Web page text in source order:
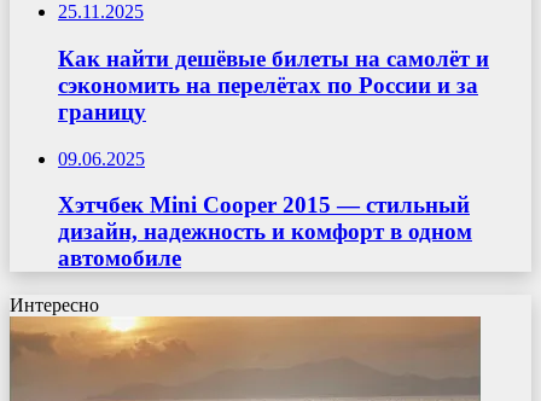
25.11.2025
Как найти дешёвые билеты на самолёт и
сэкономить на перелётах по России и за
границу
09.06.2025
Хэтчбек Mini Cooper 2015 — стильный
дизайн, надежность и комфорт в одном
автомобиле
Интересно